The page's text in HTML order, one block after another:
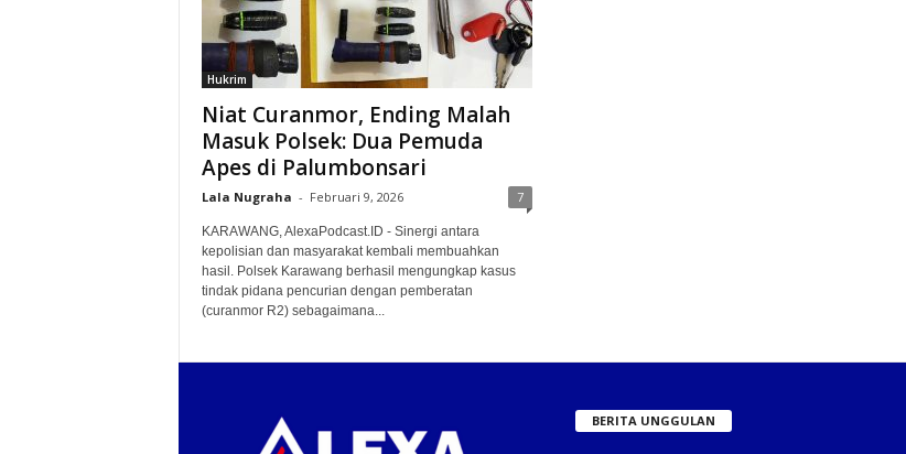
Hukrim
Niat Curanmor, Ending Malah
Masuk Polsek: Dua Pemuda
Apes di Palumbonsari‎
Lala Nugraha - Februari 9, 2026 7
KARAWANG, AlexaPodcast.ID - Sinergi antara
kepolisian dan masyarakat kembali membuahkan
hasil. Polsek Karawang berhasil mengungkap kasus
tindak pidana pencurian dengan pemberatan
(curanmor R2) sebagaimana...
BERITA UNGGULAN